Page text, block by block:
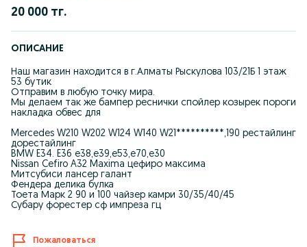
20 000 тг.
ОПИСАНИЕ
Наш магазин находится в г.Алматы Рыскулова 103/21Б 1 этаж
53 бутик
Отправим в любую точку мира.
Мы делаем так же бампер реснички спойлер козырек пороги
накладка обвес для
Mercedes W210 W202 W124 W140 W21**********,190 рестайлинг
дорестайлинг
BMW E34. E36 е38,е39,е53,е70,е30
Nissan Cefiro A32 Maxima цефиро максима
Митсубиси лансер галант
Фендера делика булка
Тоета Марк 2 90 и 100 чайзер камри 30/35/40/45
Субару форестер сф импреза гц
Пожаловаться